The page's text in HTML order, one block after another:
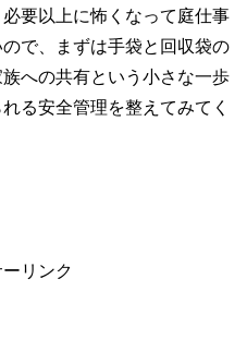
要以上に怖くなって庭仕事
で、まずは手袋と回収袋の
への共有という小さな一歩
る安全管理を整えてみてく
リンク